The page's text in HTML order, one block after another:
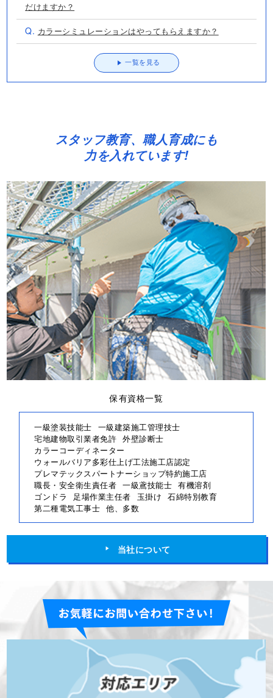
だけますか？
Q. カラーシミュレーションはやってもらえますか？
一覧を見る
スタッフ教育、職人育成にも
力を入れています!
保有資格一覧
一級塗装技能士 一級建築施工管理技士
宅地建物取引業者免許 外壁診断士
カラーコーディネーター
ウォールバリア多彩仕上げ工法施工店認定
プレマテックスパートナーショップ特約施工店
職長・安全衛生責任者 一級鳶技能士 有機溶剤
ゴンドラ
足場作業主任者 玉掛け 石綿特別教育
第二種電気工事士 他、多数
当社について